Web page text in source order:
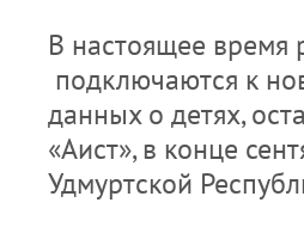
В настоящее время
подключаются к
данных о детях,
«Аист», в конце
Удмуртской